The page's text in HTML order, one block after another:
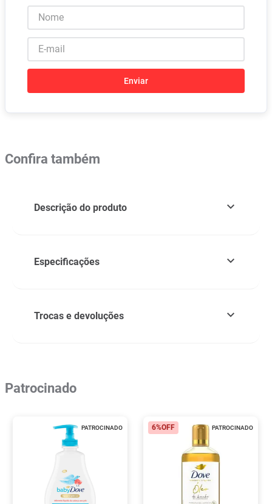
Enviar
Confira também
Descrição do produto
Especificações
Trocas e devoluções
Patrocinado
PATROCINADO PATROCINADO
6%OFF